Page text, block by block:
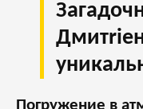
Погружение в